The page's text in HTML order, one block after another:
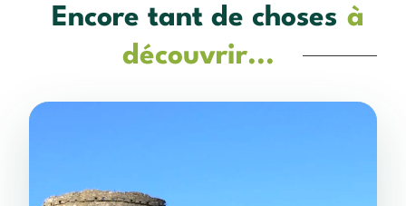
Encore tant de choses à
découvrir...